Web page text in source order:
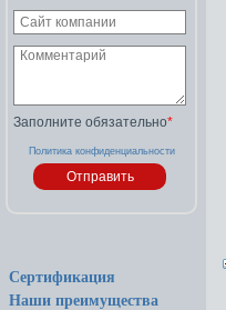
Заполните обязательно*
Политика конфиденциальности
Сертификация
Наши преимущества